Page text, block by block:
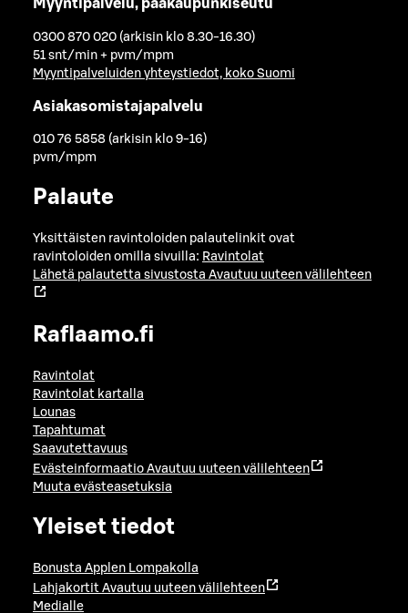
Myyntipalvelu, pääkaupunkiseutu
0300 870 020 (arkisin klo 8.30-16.30)
51 snt/min + pvm/mpm
Myyntipalveluiden yhteystiedot, koko Suomi
Asiakasomistajapalvelu
010 76 5858 (arkisin klo 9-16)
pvm/mpm
Palaute
Yksittäisten ravintoloiden palautelinkit ovat
ravintoloiden omilla sivuilla: Ravintolat
Lähetä palautetta sivustosta Avautuu uuteen välilehteen
Raflaamo.fi
Ravintolat
Ravintolat kartalla
Lounas
Tapahtumat
Saavutettavuus
Evästeinformaatio Avautuu uuteen välilehteen
Muuta evästeasetuksia
Yleiset tiedot
Bonusta Applen Lompakolla
Lahjakortit Avautuu uuteen välilehteen
Medialle